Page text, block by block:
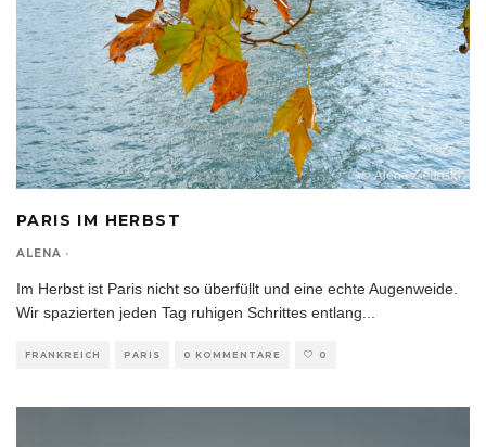
PARIS IM HERBST
ALENA ·
Im Herbst ist Paris nicht so überfüllt und eine echte Augenweide.
Wir spazierten jeden Tag ruhigen Schrittes entlang
FRANKREICH PARIS 0 KOMMENTARE 0